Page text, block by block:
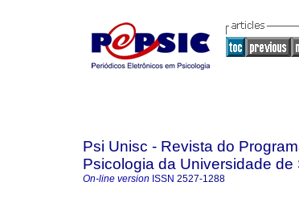
Psi Unisc - Revista do
Psicologia da Universidade de
On-line version ISSN 2527-1288